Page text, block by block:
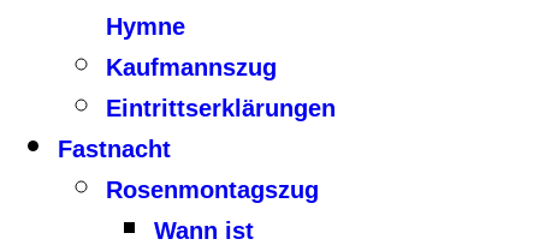
Hymne
Kaufmannszug
Eintrittserklärungen
Fastnacht
Rosenmontagszug
Wann ist